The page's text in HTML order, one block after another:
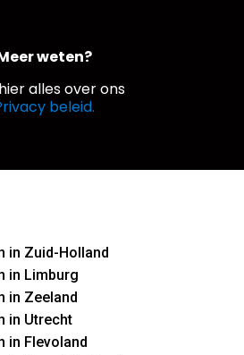
weten?
alles over ons
beleid.
in Zuid-Holland
in Limburg
in Zeeland
in Utrecht
in Flevoland